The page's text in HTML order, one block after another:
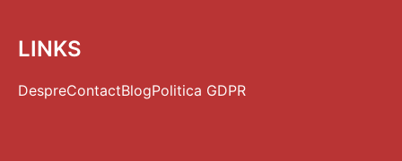
LINKS
DespreContactBlogPolitica GDPR